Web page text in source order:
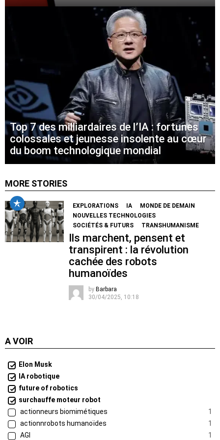
Top 7 des milliardaires de l’IA : fortunes
colossales et jeunesse insolente au cœur
du boom technologique mondial
MORE STORIES
EXPLORATIONS IA
MONDE DE DEMAIN
NOUVELLES TECHNOLOGIES
SOCIÉTÉS & FUTURS
TRANSHUMANISME
Ils marchent, pensent et
transpirent : la révolution
cachée des robots
humanoïdes
by Barbara
30/04/2025, 10:18
A VOIR
Elon Musk
IA robotique
future of robotics
surchauffe moteur robot
actionneurs biomimétiques
1
actionnrobots humanoïdes
1
AGI
1